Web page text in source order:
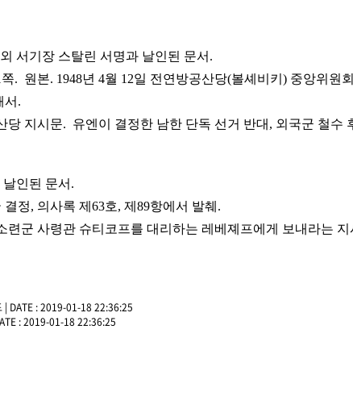
서기장 스탈린 서명과 날인된 문서.
. 원본. 1948년 4월 12일 전연방공산당(볼셰비키) 중앙위원
서.
당 지시문. 유엔이 결정한 남한 단독 선거 반대, 외국군 철수
인된 문서.
정, 의사록 제63호, 제89항에서 발췌.
군 사령관 슈티코프를 대리 하는 레베졔프에게 보내라는 지
| DATE : 2019-01-18 22:36:25
: 2019-01-18 22:36:25